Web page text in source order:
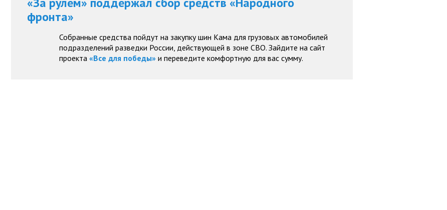
фронта»
Собранные средства пойдут на закупку шин Кама для грузовых автомобилей
подразделений разведки России, действующей в зоне СВО. Зайдите на сайт
проекта «Все для победы» и переведите комфортную для вас сумму.